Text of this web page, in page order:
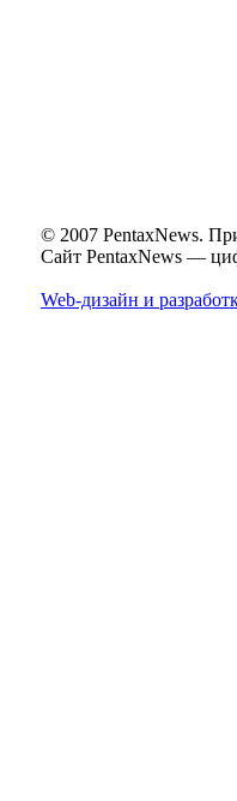
© 2007 PentaxNews.
Сайт PentaxNews —
Web-дизайн и